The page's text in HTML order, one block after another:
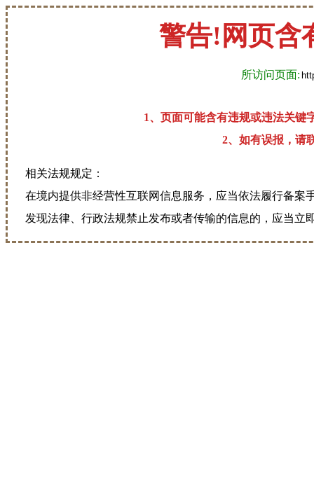
警告!网页含
所访问页面:
1、页面可能含有违规或违法关键
2、如有误报，请
相关法规规定：
在境内提供非经营性互联网信息服务，应当依法履行备案
发现法律、行政法规禁止发布或者传输的信息的，应当